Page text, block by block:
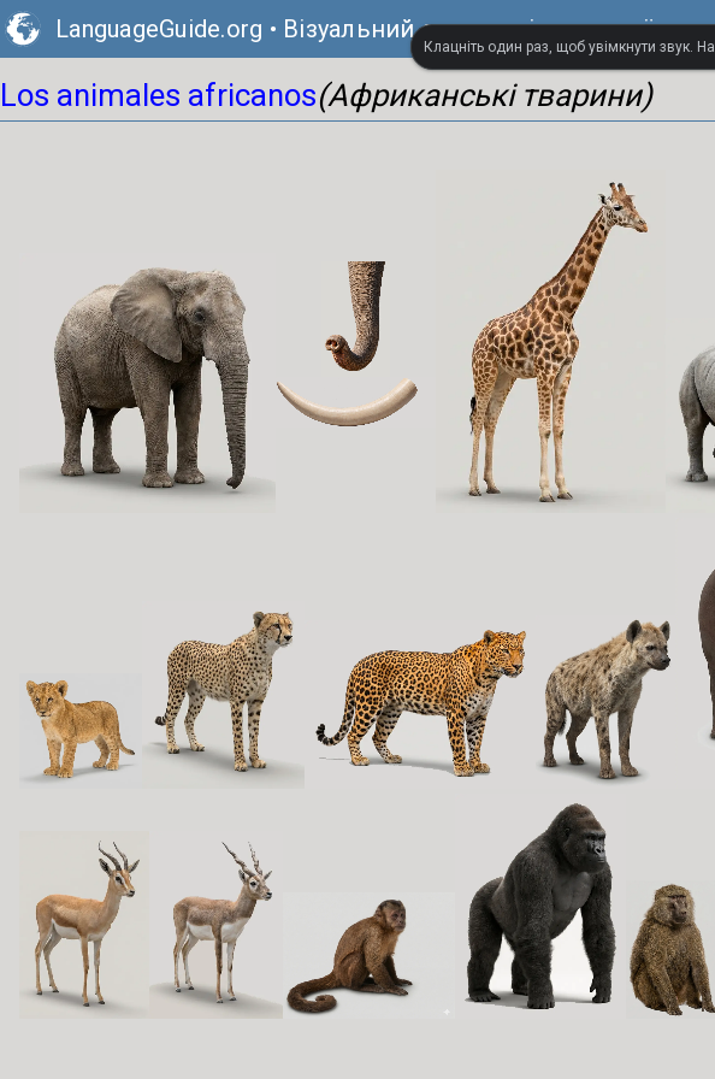
LanguageGuide.org • Візуальний словник іспанської
Los animales africanos(Африканські тварини)
Клацніть один раз, щоб увімкнути звук.